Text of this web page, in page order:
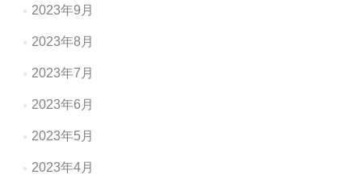
2023年9月
2023年8月
2023年7月
2023年6月
2023年5月
2023年4月